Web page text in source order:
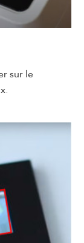
sur le